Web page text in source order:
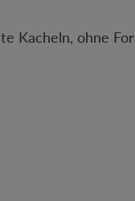
Kacheln, ohne